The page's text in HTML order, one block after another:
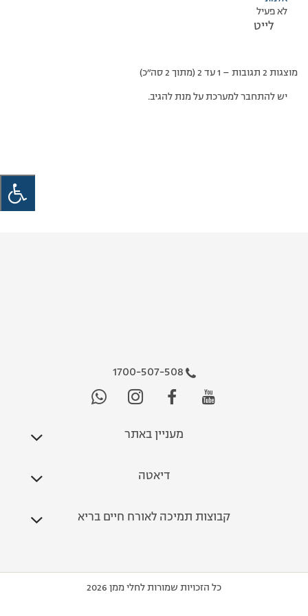
לא פעיל
לייט
מוצגות 2 תגובות – 1 עד 2 (מתוך 2 סה״כ)
יש להתחבר למערכת על מנת להגיב.
1700-507-508
מעניין באתר
דיאטה
קבוצות תמיכה לאורח חיים בריא
כל הזכויות שמורות לחלי ממן 2026